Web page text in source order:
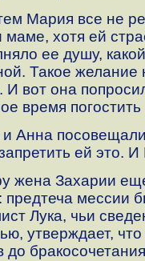
Мария все не
маме, хотя ей
ее душу,
Такое желание
вот она
время
Анна
ей это.
жена Захарии
мессии
Лука, чьи
утверждает,
до